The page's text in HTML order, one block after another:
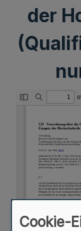
der
Cookie-